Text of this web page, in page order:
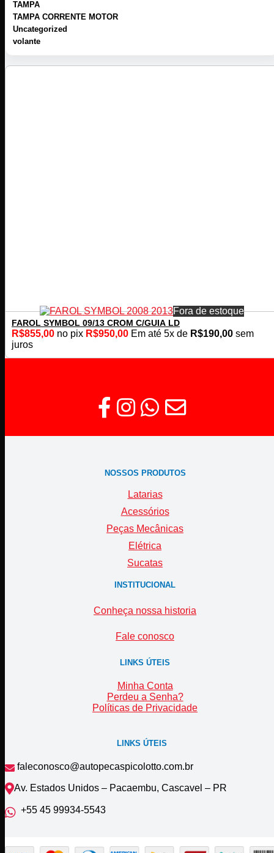
TAMPA
TAMPA CORRENTE MOTOR
Uncategorized
volante
Fora de estoque
FAROL SYMBOL 09/13 CROM C/GUIA LD
R$855,00 no pix R$950,00 Em até 5x de R$190,00 sem
juros
NOSSOS PRODUTOS
Latarias
Acessórios
Peças Mecânicas
Elétrica
Sucatas
INSTITUCIONAL
Conheça nossa historia
Fale conosco
LINKS ÚTEIS
Minha Conta
Perdeu a Senha?
Políticas de Privacidade
LINKS ÚTEIS
faleconosco@autopecaspicolotto.com.br
Av. Estados Unidos – Pacaembu, Cascavel – PR
+55 45 99934‑5543‬